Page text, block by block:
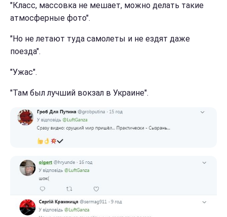
"Класс, массовка не мешает, можно делать такие
атмосферные фото".
"Но не летают туда самолеты и не ездят даже
поезда".
"Ужас".
"Там был лучший вокзал в Украине".